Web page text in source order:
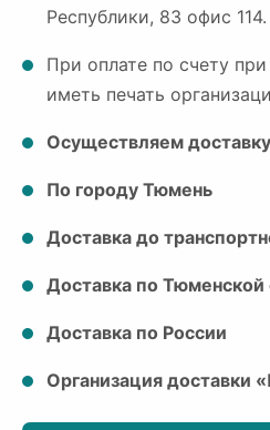
Республики, 83 офис 114.
При оплате по счету
иметь печать
Осуществляем
По городу Тюмень
Доставка до
Доставка по Тюменской
Доставка по России
Организация доставки